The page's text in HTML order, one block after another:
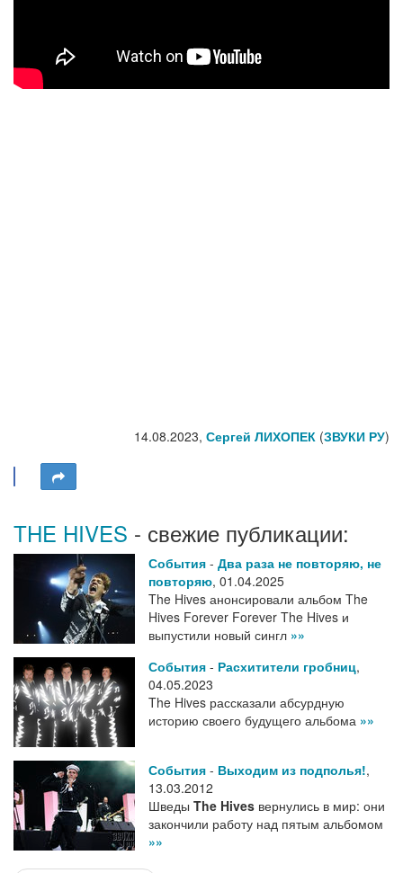
14.08.2023, Сергей ЛИХОПЕК (ЗВУКИ РУ)
THE HIVES - свежие публикации:
События - Два раза не повторяю, не
повторяю, 01.04.2025
The Hives анонсировали альбом The
Hives Forever Forever The Hives и
выпустили новый сингл »»
События - Расхитители гробниц,
04.05.2023
The Hives рассказали абсурдную
историю своего будущего альбома »»
События - Выходим из подполья!,
13.03.2012
Шведы The Hives вернулись в мир: они
закончили работу над пятым альбомом
»»